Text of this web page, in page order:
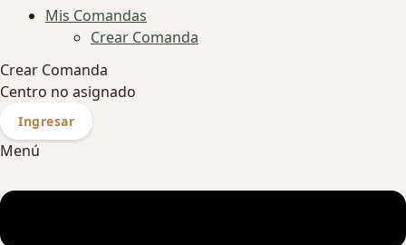
Mis Comandas
Crear Comanda
Crear Comanda
Centro no asignado
Ingresar
Menú